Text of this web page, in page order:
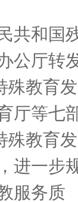
共和国
公厅转
殊教育发
厅等七
殊教育发
进一步
服务质